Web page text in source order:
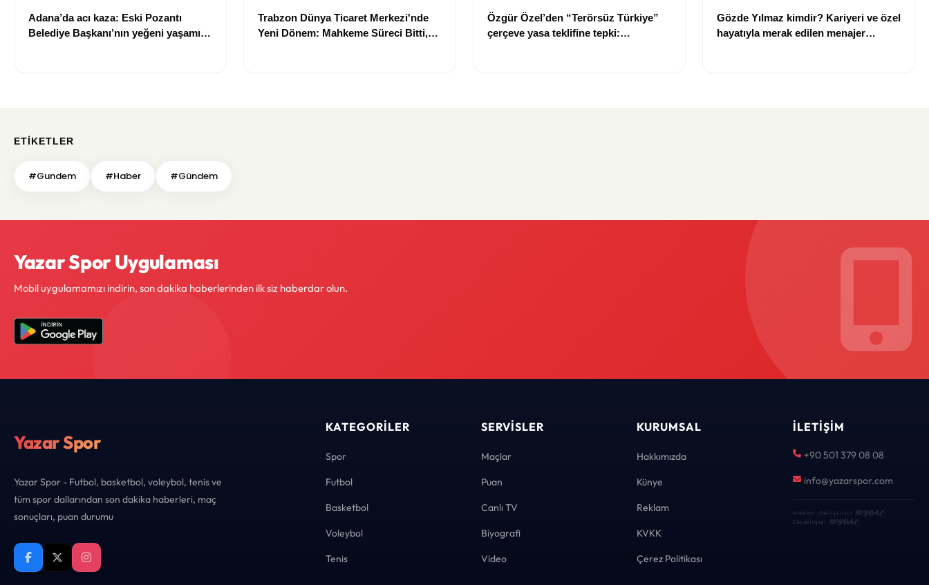
Adana’da acı kaza: Eski Pozantı
Belediye Başkanı’nın yeğeni yaşamını
Trabzon Dünya Ticaret Merkezi'nde
Yeni Dönem: Mahkeme Süreci Bitti,
Özgür Özel’den “Terörsüz Türkiye”
çerçeve yasa teklifine tepki:
Gözde Yılmaz kimdir? Kariyeri ve özel
hayatıyla merak edilen menajer
ETIKETLER
#Gundem #Haber #Gündem
Yazar Spor Uygulaması
Mobil uygulamamızı indirin, son dakika haberlerinden ilk siz haberdar olun.
Yazar Spor
Yazar Spor - Futbol, basketbol, voleybol, tenis ve
tüm spor dallarından son dakika haberleri, maç
sonuçları, puan durumu
KATEGORILER
Spor
Futbol
Basketbol
Voleybol
Tenis
SERVISLER
Maçlar
Puan
Canlı TV
Biyografi
Video
KURUMSAL
Hakkımızda
Künye
Reklam
KVKK
Çerez Politikası
İLETIŞIM
+90 501 379 08 08
info@yazarspor.com
eNews · Geliştirici KEYDAL·
Developer KEYDAL